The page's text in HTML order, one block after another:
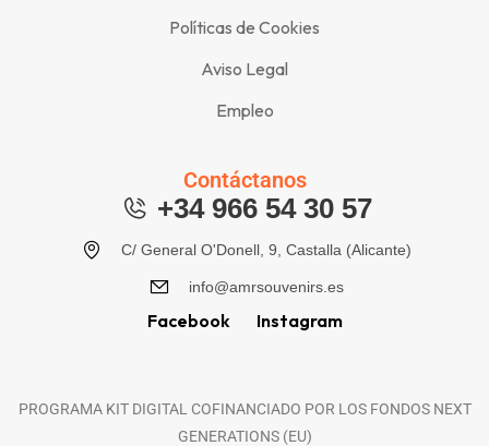
Políticas de Cookies
Aviso Legal
Empleo
Contáctanos
+34 966 54 30 57
C/ General O'Donell, 9, Castalla (Alicante)
info@amrsouvenirs.es
Facebook Instagram
PROGRAMA KIT DIGITAL COFINANCIADO POR LOS FONDOS NEXT
GENERATIONS (EU)